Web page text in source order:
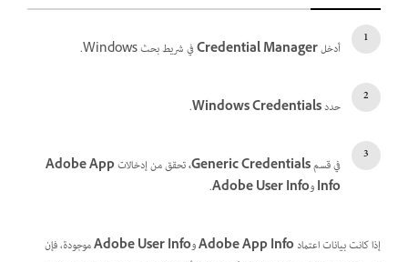
أدخل CredentialManager في شريط بحث Windows.
حدد WindowsCredentials
.
في قسم GenericCredentials، تحقق من إدخالات AdobeApp
Infoو AdobeUserInfo
.
إذا كانت بيانات اعتمادAdobe App InfoوAdobe User Infoموجودة، فإن